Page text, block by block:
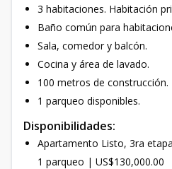
3 habitaciones. Habitación
Baño común para
Sala, comedor y balcón.
Cocina y área de lavado.
100 metros de construcción.
1 parqueo disponibles.
Disponibilidades:
Apartamento Listo, 3ra
1 parqueo | US$130,000.00